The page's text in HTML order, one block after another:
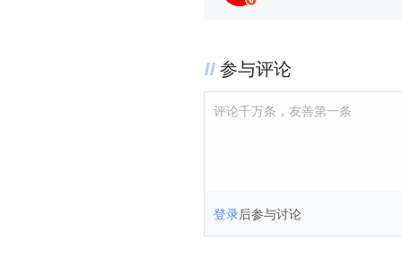
参与评论
评论千万条，友善第一条
登录后参与讨论